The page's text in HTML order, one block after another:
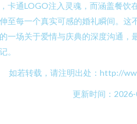
卡通LOGO注入灵魂，而涵盖餐饮
至每一个真实可感的婚礼瞬间。这
一场关于爱情与庆典的深度沟通，
。
如若转载，请注明出处：http://
更新时间：